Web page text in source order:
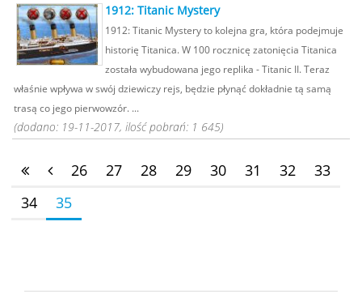
1912: Titanic Mystery
1912: Titanic Mystery to kolejna gra, która podejmuje
historię Titanica. W 100 rocznicę zatonięcia Titanica
została wybudowana jego replika - Titanic II. Teraz
właśnie wpływa w swój dziewiczy rejs, będzie płynąć dokładnie tą samą
trasą co jego pierwowzór. ...
(dodano: 19-11-2017, ilość pobrań: 1 645)
26 27 28 29 30 31 32
33
34
35